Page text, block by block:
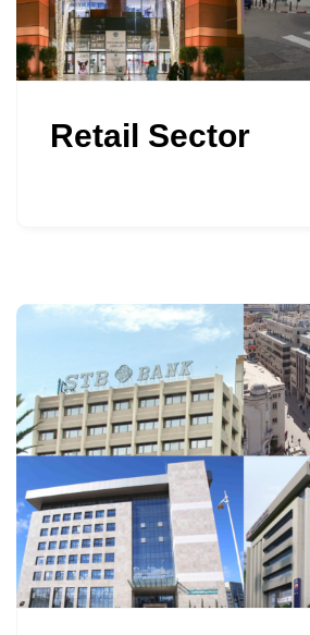
Retail Sector